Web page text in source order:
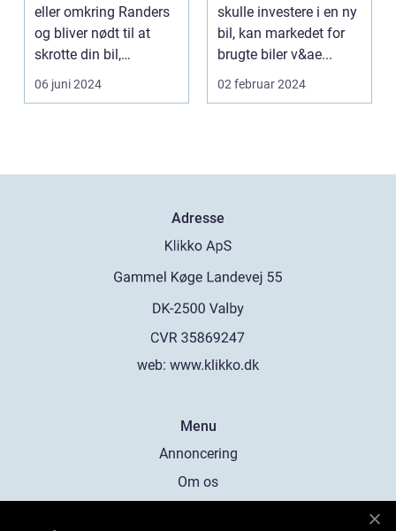
eller omkring Randers
og bliver nødt til at
skrotte din bil,
gammelt jern elle...
06 juni 2024
skulle investere i en ny
bil, kan markedet for
brugte biler v&ae...
02 februar 2024
Adresse
web: www.klikko.dk
Menu
Annoncering
Om os